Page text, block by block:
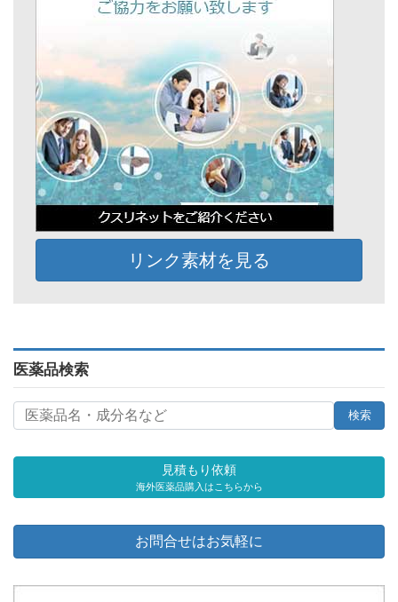
リンク素材を見る
医薬品検索
見積もり依頼
海外医薬品購入はこちらから
お問合せはお気軽に